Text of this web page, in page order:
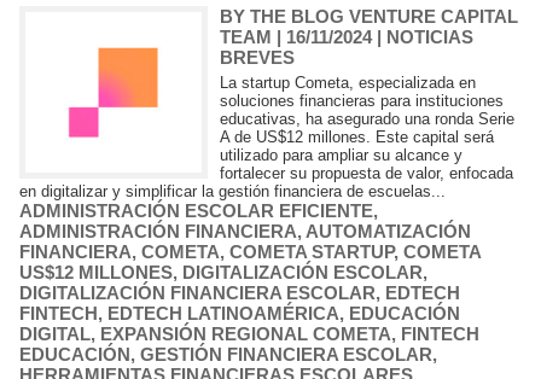
BY THE BLOG VENTURE CAPITAL
TEAM | 16/11/2024| NOTICIAS
BREVES
La startup Cometa, especializada en
soluciones financieras para instituciones
educativas, ha asegurado una ronda Serie
A de US$12 millones. Este capital será
utilizado para ampliar su alcance y
fortalecer su propuesta de valor, enfocada
en digitalizar y simplificar la gestión financiera de escuelas...
ADMINISTRACIÓN ESCOLAR EFICIENTE,
ADMINISTRACIÓN FINANCIERA, AUTOMATIZACIÓN
FINANCIERA, COMETA, COMETA STARTUP, COMETA
US$12 MILLONES, DIGITALIZACIÓN ESCOLAR,
DIGITALIZACIÓN FINANCIERA ESCOLAR, EDTECH
FINTECH, EDTECH LATINOAMÉRICA, EDUCACIÓN
DIGITAL, EXPANSIÓN REGIONAL COMETA, FINTECH
EDUCACIÓN, GESTIÓN FINANCIERA ESCOLAR,
HERRAMIENTAS FINANCIERAS ESCOLARES,